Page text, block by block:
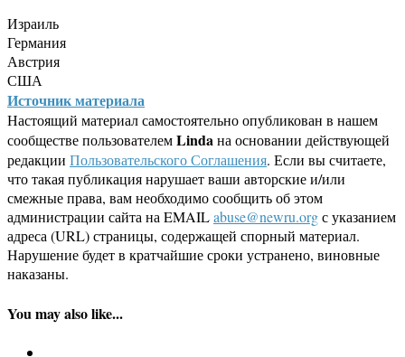
Израиль
Германия
Австрия
США
Источник материала
Настоящий материал самостоятельно опубликован в нашем
сообществе пользователемLindaна основании действующей
редакции Пользовательского Соглашения. Если вы считаете,
что такая публикация нарушает ваши авторские и/или
смежные права, вам необходимо сообщить об этом
администрации сайта на EMAILabuse@newru.orgс указанием
адреса (URL) страницы, содержащей спорный материал.
Нарушение будет в кратчайшие сроки устранено, виновные
наказаны.
You may also like...